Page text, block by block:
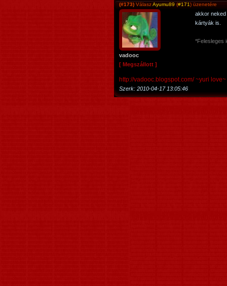
(#173) VálaszAyumu89 (#171) üzenetére
vadooc
[ Megszállott ]
akkor
kártyák is.
*Felesleges
http://vadooc.blogspot.com/ ~yuri love~
Szerk: 2010-04-17 13:05:46